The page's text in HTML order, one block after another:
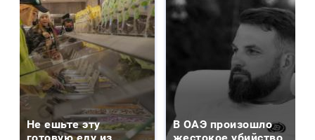
Не ешьте эту
В ОАЭ произошло